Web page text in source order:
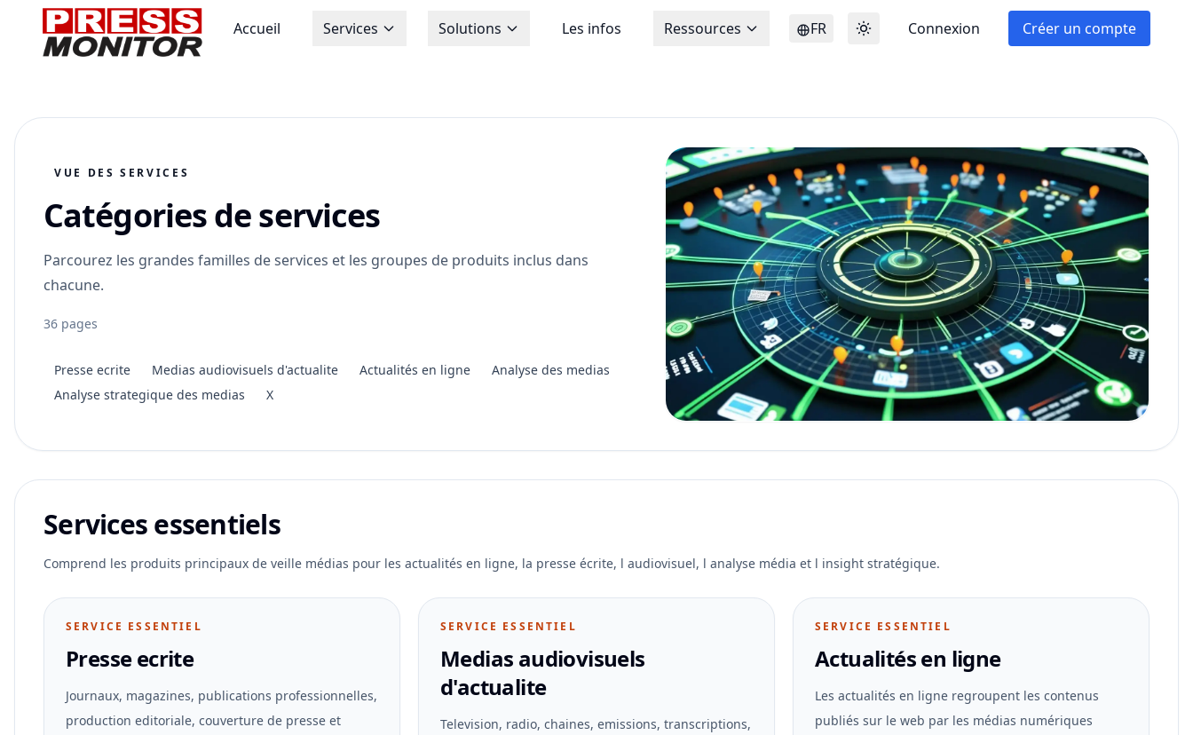
Accueil Services Solutions Les infos Ressources FR Connexion Créer un compte
VUE DES SERVICES
Catégories de services
Parcourez les grandes familles de services et les groupes de produits inclus dans
chacune.
36 pages
Presse ecrite Medias audiovisuels d'actualite Actualités en ligne
Analyse des medias
Analyse strategique des medias
X
Services essentiels
Comprend les produits principaux de veille médias pour les actualités en ligne, la presse écrite, l audiovisuel, l analyse média et l insight stratégique.
SERVICE ESSENTIEL
Presse ecrite
Journaux, magazines, publications professionnelles,
production editoriale, couverture de presse et
SERVICE ESSENTIEL
Medias audiovisuels
d'actualite
Television, radio, chaines, emissions, transcriptions,
SERVICE ESSENTIEL
Actualités en ligne
Les actualités en ligne regroupent les contenus
publiés sur le web par les médias numériques